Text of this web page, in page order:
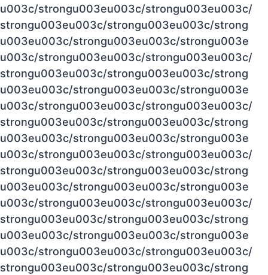
u003c/strongu003eu003c/strongu003eu003c/
strongu003eu003c/strongu003eu003c/strong
u003eu003c/strongu003eu003c/strongu003e
u003c/strongu003eu003c/strongu003eu003c/
strongu003eu003c/strongu003eu003c/strong
u003eu003c/strongu003eu003c/strongu003e
u003c/strongu003eu003c/strongu003eu003c/
strongu003eu003c/strongu003eu003c/strong
u003eu003c/strongu003eu003c/strongu003e
u003c/strongu003eu003c/strongu003eu003c/
strongu003eu003c/strongu003eu003c/strong
u003eu003c/strongu003eu003c/strongu003e
u003c/strongu003eu003c/strongu003eu003c/
strongu003eu003c/strongu003eu003c/strong
u003eu003c/strongu003eu003c/strongu003e
u003c/strongu003eu003c/strongu003eu003c/
strongu003eu003c/strongu003eu003c/strong